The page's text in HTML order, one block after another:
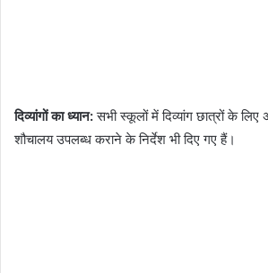
दिव्यांगों का ध्यान:सभी स्कूलों में दिव्यांग छात्रों के
शौचालय उपलब्ध कराने के निर्देश भी दिए गए हैं।